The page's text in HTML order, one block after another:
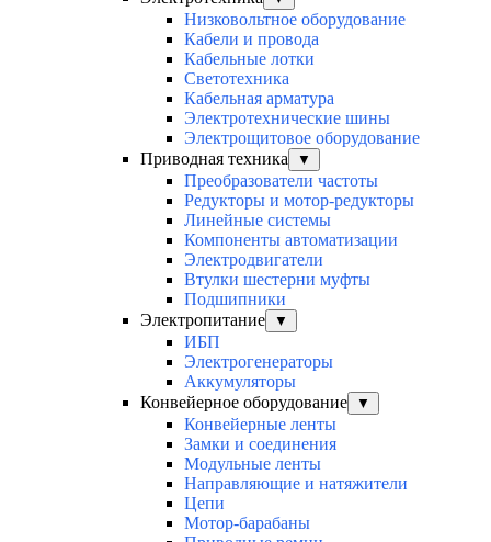
Низковольтное оборудование
Кабели и провода
Кабельные лотки
Светотехника
Кабельная арматура
Электротехнические шины
Электрощитовое оборудование
Приводная техника
▼
Преобразователи частоты
Редукторы и мотор-редукторы
Линейные системы
Компоненты автоматизации
Электродвигатели
Втулки шестерни муфты
Подшипники
Электропитание
▼
ИБП
Электрогенераторы
Аккумуляторы
Конвейерное оборудование
▼
Конвейерные ленты
Замки и соединения
Модульные ленты
Направляющие и натяжители
Цепи
Мотор-барабаны